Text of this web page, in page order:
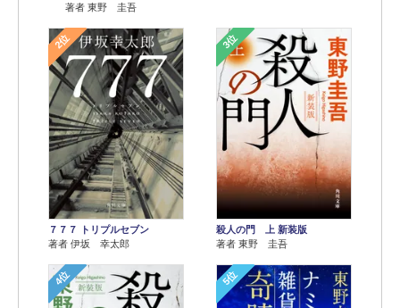
著者 東野 圭吾
2位
７７７ トリプルセブン
著者 伊坂 幸太郎
3位
殺人の門 上 新装版
著者 東野 圭吾
4位 5位